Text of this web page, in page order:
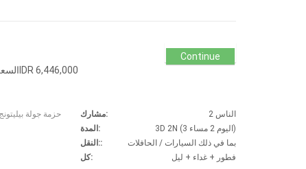
Continue
حزمة جولة 2 مشارك 3D 2N السعر الإجماليIDR 6,446,000
مشارك:
2 الناس
المدة:
3D 2N (3 اليوم 2 مساء)
النقل::
بما في ذلك السيارات / الحافلات
كل:
فطور + غداء + ليل